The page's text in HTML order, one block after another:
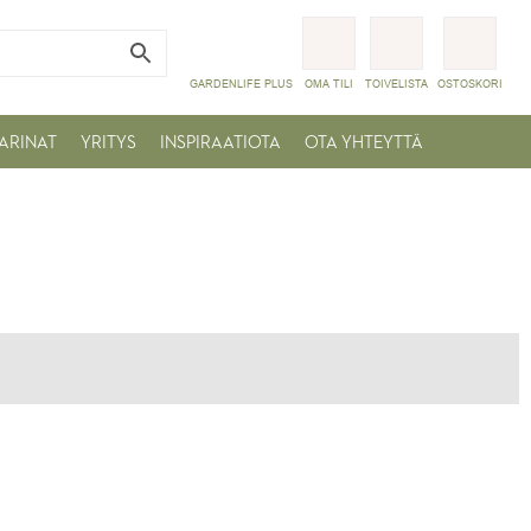
GARDENLIFE PLUS OMA TILI TOIVELISTA OSTOSKORI
YRITYS INSPIRAATIOTA OTA YHTEYTTÄ